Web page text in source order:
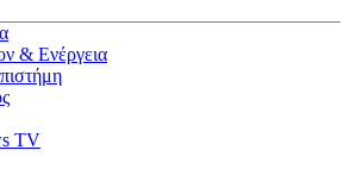
& Ενέργεια
TV